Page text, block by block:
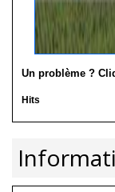
Un problème ?
Hits